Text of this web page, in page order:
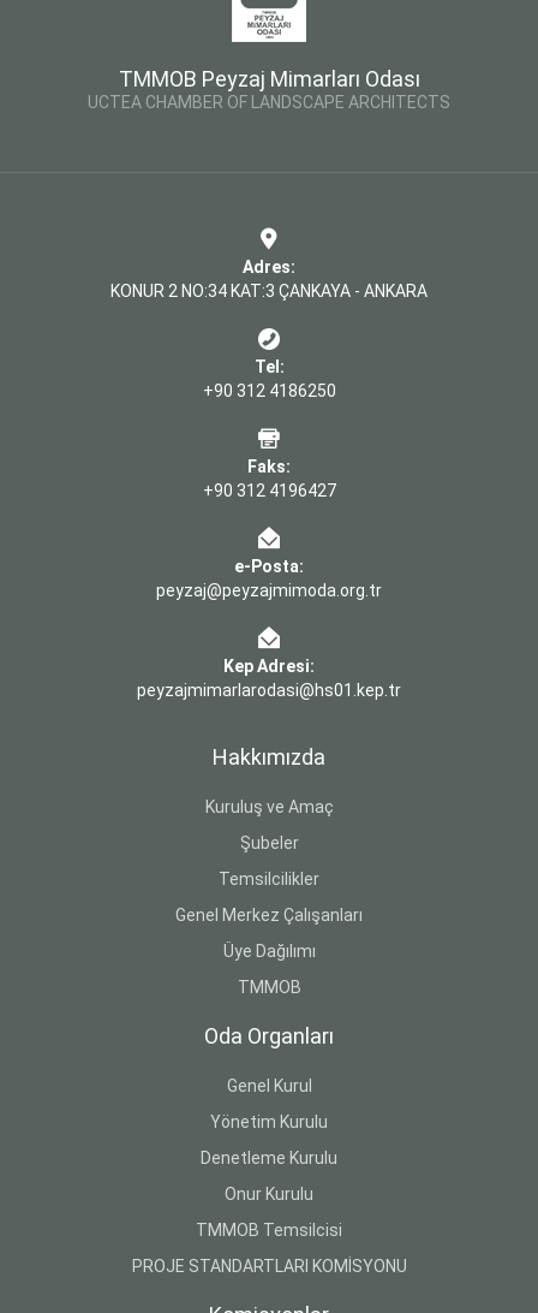
TMMOB Peyzaj Mimarları Odası
UCTEA CHAMBER OF LANDSCAPE ARCHITECTS
Adres:
KONUR 2 NO:34 KAT:3 ÇANKAYA - ANKARA
Tel:
+90 312 4186250
Faks:
+90 312 4196427
e-Posta:
peyzaj@peyzajmimoda.org.tr
Kep Adresi:
peyzajmimarlarodasi@hs01.kep.tr
Hakkımızda
Kuruluş ve Amaç
Şubeler
Temsilcilikler
Genel Merkez Çalışanları
Üye Dağılımı
TMMOB
Oda Organları
Genel Kurul
Yönetim Kurulu
Denetleme Kurulu
Onur Kurulu
TMMOB Temsilcisi
PROJE STANDARTLARI KOMİSYONU